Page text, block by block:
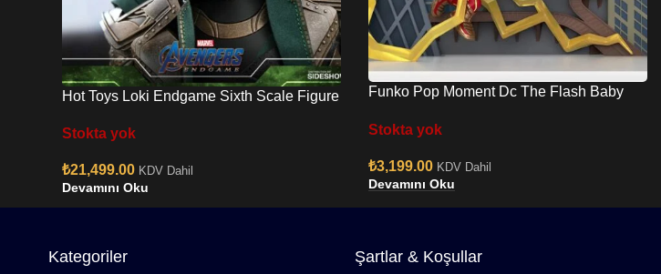
Hot Toys Loki Endgame Sixth Scale Figure
Stokta yok
₺21,499.00 KDV Dahil
Devamını Oku
Funko Pop Moment Dc The Flash Baby
Stokta yok
₺3,199.00 KDV Dahil
Devamını Oku
Kategoriler Şartlar & Koşullar